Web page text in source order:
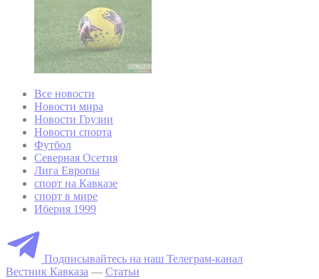
Все новости
Новости мира
Новости Грузии
Новости спорта
Футбол
Северная Осетия
Лига Европы
спорт на Кавказе
спорт в мире
Иберия 1999
Подписывайтесь на наш Телеграм-канал
Вестник Кавказа — Статьи